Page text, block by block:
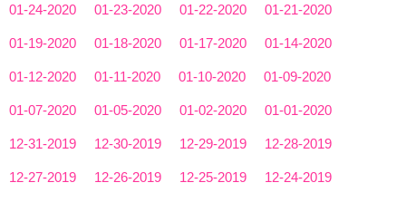
01-24-2020 01-23-2020 01-22-2020 01-21-2020
01-19-2020 01-18-2020 01-17-2020 01-14-2020
01-12-2020 01-11-2020 01-10-2020 01-09-2020
01-07-2020 01-05-2020 01-02-2020 01-01-2020
12-31-2019 12-30-2019 12-29-2019 12-28-2019
12-27-2019 12-26-2019 12-25-2019 12-24-2019